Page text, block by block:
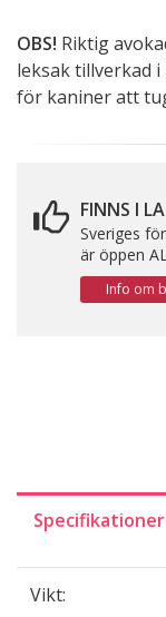
OBS! Riktig
leksak tillverkad
för kaniner att
FINNS I
Sveriges
är öppen
Info om
Specifikationer
Vikt: